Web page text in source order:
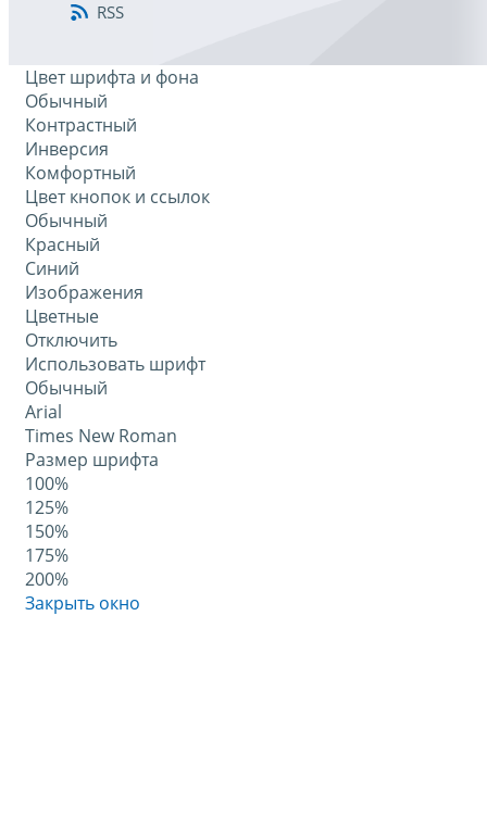
RSS
Цвет шрифта и фона
Обычный
Контрастный
Инверсия
Комфортный
Цвет кнопок и ссылок
Обычный
Красный
Синий
Изображения
Цветные
Отключить
Использовать шрифт
Обычный
Arial
Times New Roman
Размер шрифта
100%
125%
150%
175%
200%
Закрыть окно